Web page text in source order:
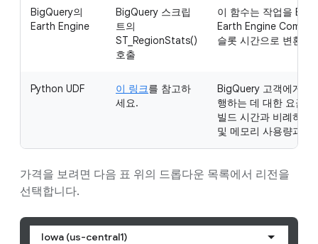
BigQuery의
Earth Engine
BigQuery 스크립
트의
ST_RegionStats()
호출
이 함수는 작업을
Earth Engine
슬롯 시간으로 변환됩
Python UDF 이 링크를 참고하
세요.
BigQuery 고객에게는
행하는 데 대한 요금
빌드 시간과 비례하고
및 메모리 사용량과
가격을 보려면 다음 표 위의 드롭다운 목록에서 리전을
선택합니다.
Iowa (us-central1)